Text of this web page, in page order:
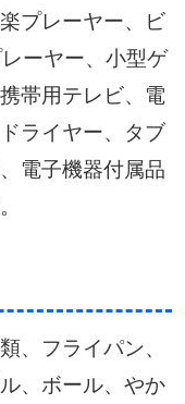
プレーヤー、ビ
ーヤー、小型ゲ
帯用テレビ、電
ライヤー、タブ
電子機器付属品
、フライパン、
、ボール、やか